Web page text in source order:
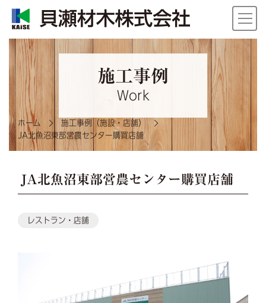
施工事例
Work
ホーム
施工事例（施設・店舗）
JA北魚沼東部営農センター購買店舗
JA北魚沼東部営農センター購買店舗
レストラン・店舗